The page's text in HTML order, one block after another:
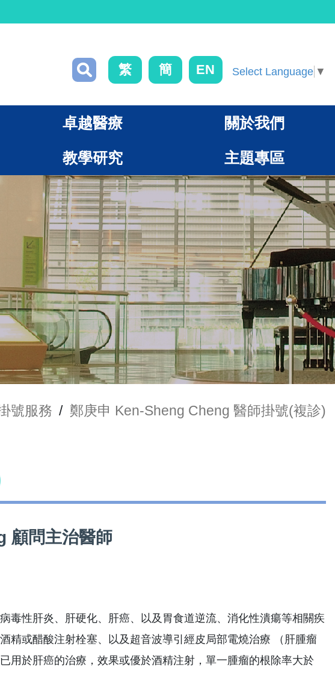
繁 簡 EN Select Language ▼
卓越醫療 關於我們
教學研究 主題專區
號服務 / 鄭庚申 Ken-Sheng Cheng 醫師掛號(複診)
顧問主治醫師
毒性肝炎、肝硬化、肝癌、以及胃食道逆流、消化性潰瘍等相關疾
精或醋酸注射栓塞、以及超音波導引經皮局部電燒治療 （肝腫瘤
用於肝癌的治療，效果或優於酒精注射，單一腫瘤的根除率大於